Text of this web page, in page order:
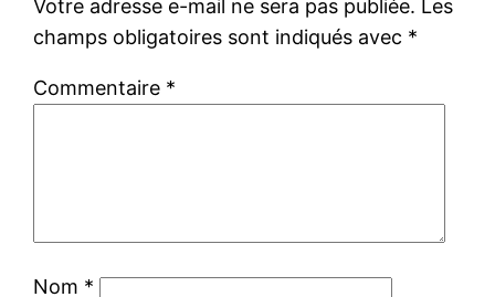
Votre adresse e-mail ne sera pas publiée. Les
champs obligatoires sont indiqués avec *
Commentaire *
Nom *